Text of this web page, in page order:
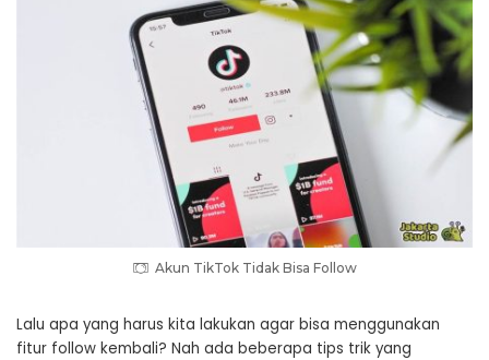
Akun TikTok Tidak Bisa Follow
Lalu apa yang harus kita lakukan agar bisa menggunakan
fitur follow kembali? Nah ada beberapa tips trik yang